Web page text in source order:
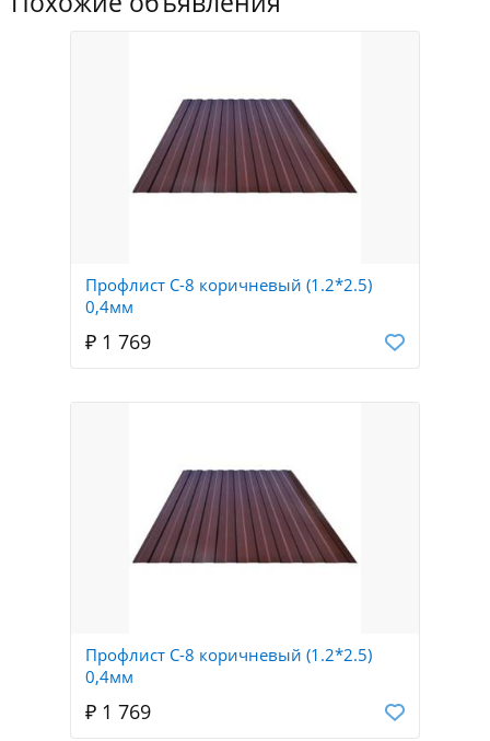
Профлист С-8 коричневый (1.2*2.5)
0,4мм
₽ 1 769
Профлист С-8 коричневый (1.2*2.5)
0,4мм
₽ 1 769